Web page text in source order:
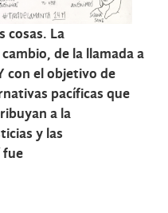
cosas. La
de la llamada a
con el objetivo de
pacíficas que
a la
y las
fue